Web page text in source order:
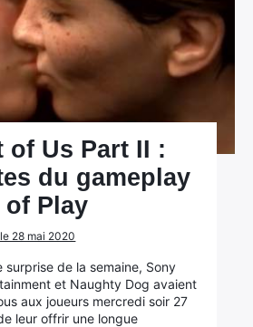
of Us Part II :
du gameplay
of Play
28 mai 2020
surprise de la semaine, Sony
et Naughty Dog avaient
aux joueurs mercredi soir 27
leur offrir une longue